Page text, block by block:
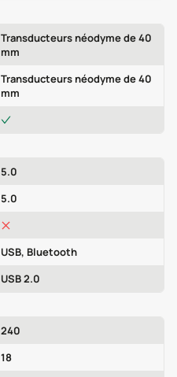
Transducteurs néodyme de 40
mm
Transducteurs néodyme de 40
mm
5.0
5.0
USB, Bluetooth
USB 2.0
240
18